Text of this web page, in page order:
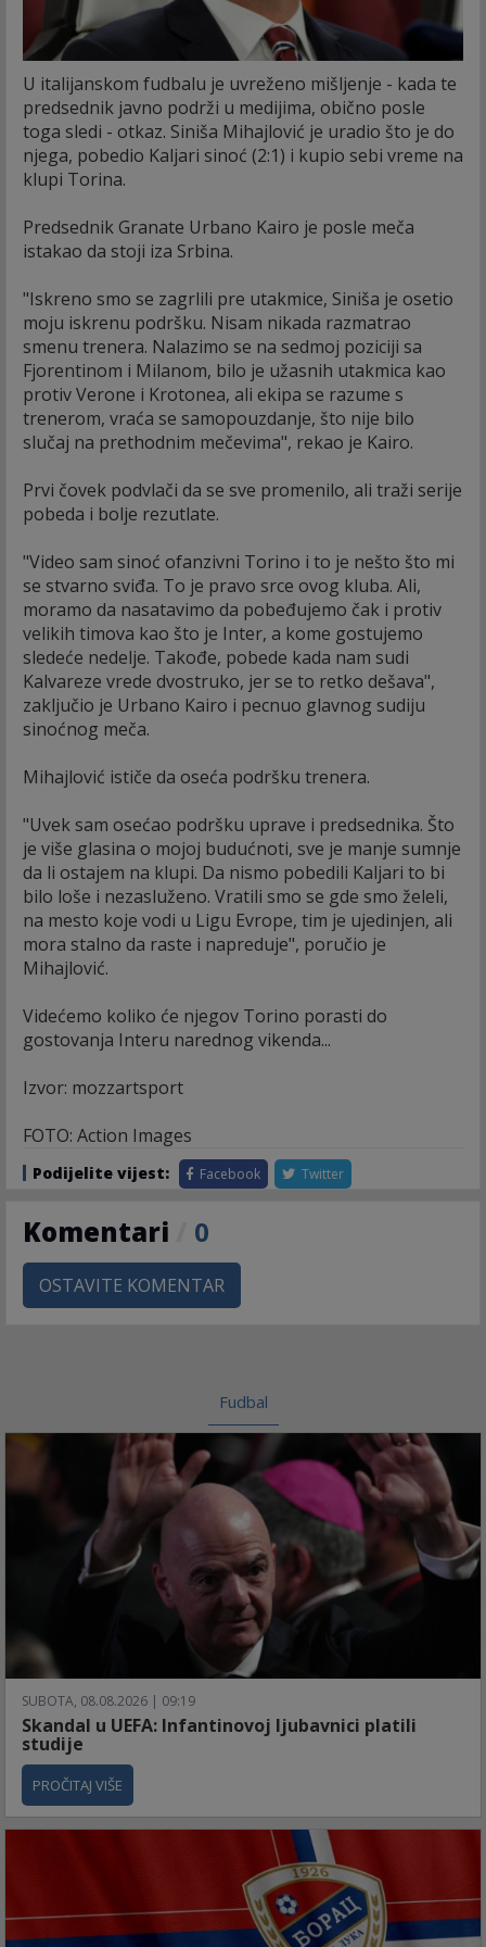
U italijanskom fudbalu je uvreženo mišljenje - kada te
predsednik javno podrži u medijima, obično posle
toga sledi - otkaz. Siniša Mihajlović je uradio što je do
njega, pobedio Kaljari sinoć (2:1) i kupio sebi vreme na
klupi Torina.
Predsednik Granate Urbano Kairo je posle meča
istakao da stoji iza Srbina.
"Iskreno smo se zagrlili pre utakmice, Siniša je osetio
moju iskrenu podršku. Nisam nikada razmatrao
smenu trenera. Nalazimo se na sedmoj poziciji sa
Fjorentinom i Milanom, bilo je užasnih utakmica kao
protiv Verone i Krotonea, ali ekipa se razume s
trenerom, vraća se samopouzdanje, što nije bilo
slučaj na prethodnim mečevima", rekao je Kairo.
Prvi čovek podvlači da se sve promenilo, ali traži serije
pobeda i bolje rezutlate.
"Video sam sinoć ofanzivni Torino i to je nešto što mi
se stvarno sviđa. To je pravo srce ovog kluba. Ali,
moramo da nasatavimo da pobeđujemo čak i protiv
velikih timova kao što je Inter, a kome gostujemo
sledeće nedelje. Takođe, pobede kada nam sudi
Kalvareze vrede dvostruko, jer se to retko dešava",
zaključio je Urbano Kairo i pecnuo glavnog sudiju
sinoćnog meča.
Mihajlović ističe da oseća podršku trenera.
"Uvek sam osećao podršku uprave i predsednika. Što
je više glasina o mojoj budućnoti, sve je manje sumnje
da li ostajem na klupi. Da nismo pobedili Kaljari to bi
bilo loše i nezasluženo. Vratili smo se gde smo želeli,
na mesto koje vodi u Ligu Evrope, tim je ujedinjen, ali
mora stalno da raste i napreduje", poručio je
Mihajlović.
Videćemo koliko će njegov Torino porasti do
gostovanja Interu narednog vikenda...
Izvor: mozzartsport
FOTO: Action Images
Podijelite vijest: Facebook Twitter
Komentari 0
OSTAVITE KOMENTAR
Fudbal
SUBOTA, 08.08.2026 | 09:19
Skandal u UEFA: Infantinovoj ljubavnici platili
studije
PROČITAJ VIŠE